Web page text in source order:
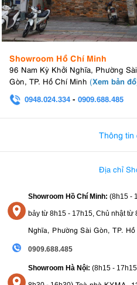
Showroom Hồ Chí Minh
96 Nam Kỳ Khởi Nghĩa, Phường Sài
Gòn, TP. Hồ Chí Minh (Xem bản đồ
0948.024.334 - 0909.688.485
Thông tin
Địa chỉ
Showroom Hồ Chí Minh: (8h15 -
bảy từ 8h15 - 17h15, Chủ nhật từ
Nghĩa, Phường Sài Gòn, TP.
0909.688.485
Showroom Hà Nội: (8h15 -